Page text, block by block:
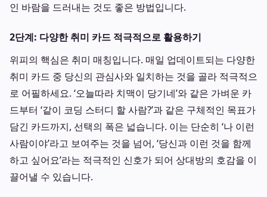
인 바람을 드러내는 것도 좋은 방법입니다.
2단계: 다양한 취미 카드 적극적으로 활용하기
위피의 핵심은 취미 매칭입니다. 매일 업데이트되는 다양한
취미 카드 중 당신의 관심사와 일치하는 것을 골라 적극적으
로 어필하세요. ‘오늘따라 치맥이 당기네’와 같은 가벼운 카
드부터 ‘같이 코딩 스터디 할 사람?’과 같은 구체적인 목표가
담긴 카드까지, 선택의 폭은 넓습니다. 이는 단순히 ‘나 이런
사람이야’라고 보여주는 것을 넘어, ‘당신과 이런 것을 함께
하고 싶어요’라는 적극적인 신호가 되어 상대방의 호감을 이
끌어낼 수 있습니다.